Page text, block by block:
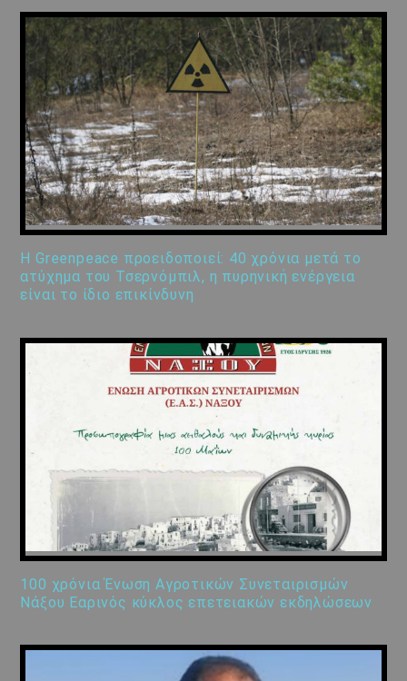
Η Greenpeace προειδοποιεί: 40 χρόνια μετά το
ατύχημα του Τσερνόμπιλ, η πυρηνική ενέργεια
είναι το ίδιο επικίνδυνη
100 χρόνια Ένωση Αγροτικών Συνεταιρισμών
Νάξου Εαρινός κύκλος επετειακών εκδηλώσεων